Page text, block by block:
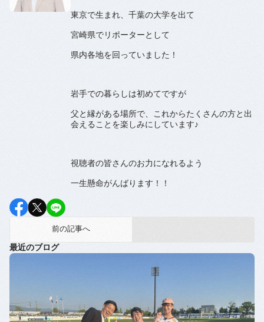
東京で生まれ、千葉の大学を出て
宮崎県でリポーターとして
県内各地を回っていました！
岩手での暮らしは初めてですが
父と縁がある場所で、これからたくさんの方と出
会えることを楽しみにしています♪
視聴者の皆さんのお力になれるよう
一生懸命がんばります！！
前の記事へ
最近のブログ